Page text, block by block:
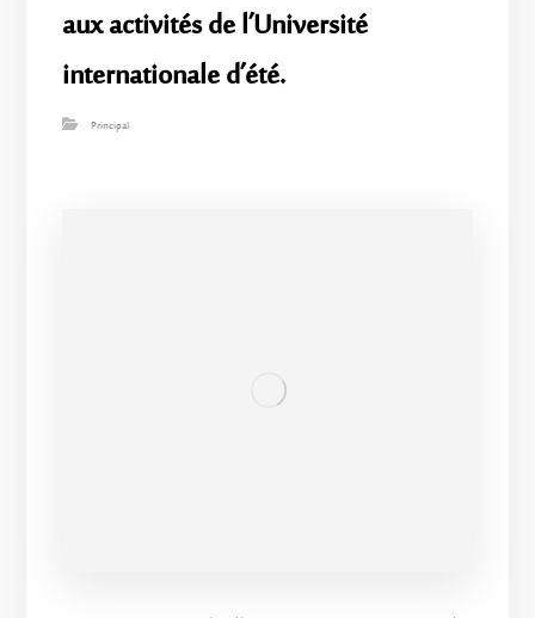
aux activités de l’Université
internationale d’été.
Principal